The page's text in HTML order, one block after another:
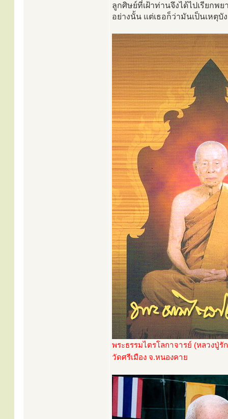
ลูกศิษย์ที่เฝ้าท่านจึงได้ไปเรียกพ
อย่างนั้น แต่เธอก็ว่ามันเป็นเหตุบั
พระธรรมไตรโลกาจารย์ (หลวงปู่รั
วัดศรีเมือง จ.หนองคาย